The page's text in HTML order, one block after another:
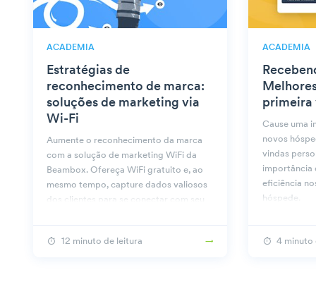
ACADEMIA
Estratégias de
reconhecimento de marca:
soluções de marketing via
Wi-Fi
Aumente o reconhecimento da marca
com a solução de marketing WiFi da
Beambox. Ofereça WiFi gratuito e, ao
mesmo tempo, capture dados valiosos
dos clientes para se conectar com seu
12 minuto de leitura
ACADEMIA
primeira
Cause uma
novos
vindas
importância
eficiência
hóspede.
4 minuto